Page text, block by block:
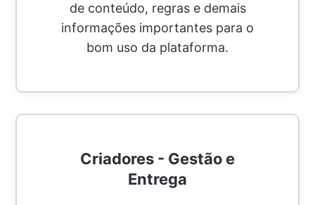
de conteúdo, regras e demais
informações importantes para o
bom uso da plataforma.
Criadores - Gestão e
Entrega